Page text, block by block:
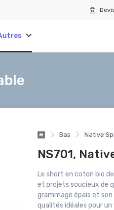
Bas Native
NS701,
Le short en coton bio
et projets soucieux de
grammage épais et
qualités idéales pour